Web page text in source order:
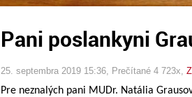
Pani poslankyni
25. septembra 2019 15:36 , Prečítané 4 723x,
Pre neznalých pani MUDr. Natália